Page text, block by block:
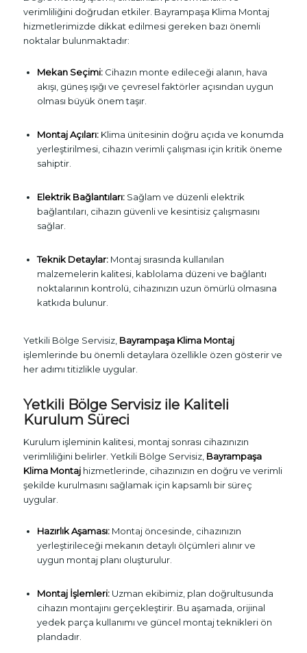
verimliliğini doğrudan etkiler. Bayrampaşa Klima Montaj
hizmetlerimizde dikkat edilmesi gereken bazı önemli
noktalar bulunmaktadır:
Mekan Seçimi:Cihazın monte edileceği alanın, hava
akışı, güneş ışığı ve çevresel faktörler açısından uygun
olması büyük önem taşır.
Montaj Açıları:Klima ünitesinin doğru açıda ve konumda
yerleştirilmesi, cihazın verimli çalışması için kritik öneme
sahiptir.
Elektrik Bağlantıları:Sağlam ve düzenli elektrik
bağlantıları, cihazın güvenli ve kesintisiz çalışmasını
sağlar.
Teknik Detaylar:Montaj sırasında kullanılan
malzemelerin kalitesi, kablolama düzeni ve bağlantı
noktalarının kontrolü, cihazınızın uzun ömürlü olmasına
katkıda bulunur.
Yetkili Bölge Servisiz, Bayrampaşa Klima Montaj
işlemlerinde bu önemli detaylara özellikle özen gösterir ve
her adımı titizlikle uygular.
Yetkili Bölge Servisiz ile Kaliteli
Kurulum Süreci
Kurulum işleminin kalitesi, montaj sonrası cihazınızın
verimliliğini belirler. Yetkili Bölge Servisiz, Bayrampaşa
Klima Montajhizmetlerinde, cihazınızın en doğru ve verimli
şekilde kurulmasını sağlamak için kapsamlı bir süreç
uygular.
Hazırlık Aşaması:Montaj öncesinde, cihazınızın
yerleştirileceği mekanın detaylı ölçümleri alınır ve
uygun montaj planı oluşturulur.
Montaj İşlemleri:Uzman ekibimiz, plan doğrultusunda
cihazın montajını gerçekleştirir. Bu aşamada, orijinal
yedek parça kullanımı ve güncel montaj teknikleri ön
plandadır.